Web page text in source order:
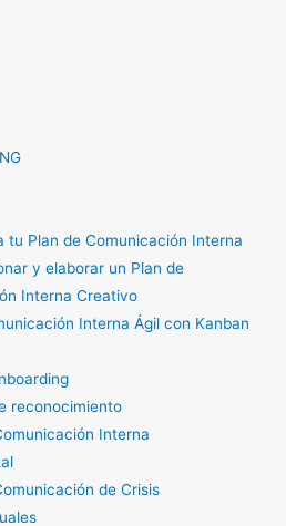
tu Plan de Comunicación Interna
y elaborar un Plan de
Interna Creativo
Interna Ágil con Kanban
reconocimiento
Interna
de Crisis